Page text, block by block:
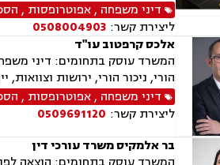
דיני משפחה ,אפוטרופסות ,
ליצירת קשר: 0508004903
אלכס קרפטוב עו"ד
המשרד עוסק בתחומים: דיני
הורי, ניכור הורי, ירושות וצוואות,
דיני משפחה ,אפוטרופסות ,
ליצירת קשר: 0509691120
בר אלמקיס משרד עורכי דין